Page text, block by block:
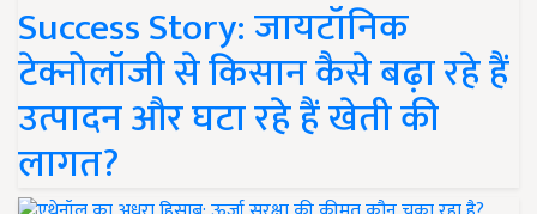
Success Story: जायटॉनिक
टेक्नोलॉजी से किसान कैसे बढ़ा रहे हैं
उत्पादन और घटा रहे हैं खेती की
लागत?